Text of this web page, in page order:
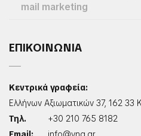
mail marketing
ΕΠΙΚΟΙΝΩΝΙΑ
Κεντρικά γραφεία:
Ελλήνων Αξιωματικών 37, 162 33
Τηλ.
+30 210 765 8182